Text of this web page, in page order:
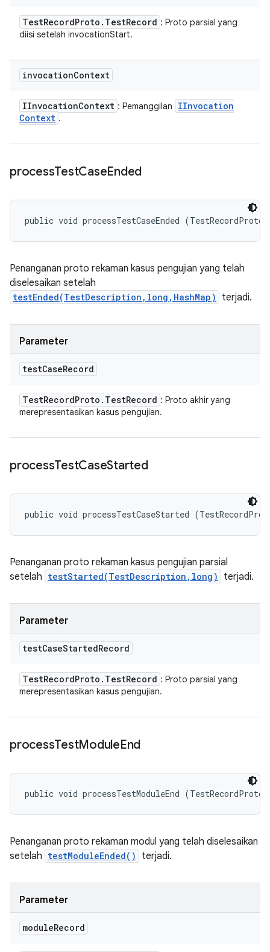
TestRecordProto . TestRecord : Proto parsial yang
diisi setelah invocationStart.
invocationContext
IInvocationContext : Pemanggilan
IInvocation
Context .
processTestCaseEnded
public void processTestCaseEnded
Penanganan proto rekaman kasus pengujian yang telah
diselesaikan setelah
testEnded(TestDescription,long,HashMap) terjadi.
Parameter
testCaseRecord
TestRecordProto . TestRecord : Proto akhir yang
merepresentasikan kasus pengujian.
processTestCaseStarted
public void processTestCaseStarted
Penanganan proto rekaman kasus pengujian parsial
setelah testStarted(TestDescription,long) terjadi.
Parameter
testCaseStartedRecord
TestRecordProto . TestRecord : Proto parsial yang
merepresentasikan kasus pengujian.
processTestModuleEnd
public void processTestModuleEnd
Penanganan proto rekaman modul yang telah diselesaikan
setelah testModuleEnded() terjadi.
Parameter
moduleRecord